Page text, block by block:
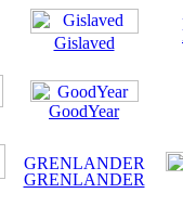
Gislaved
GoodYear
GRENLANDER